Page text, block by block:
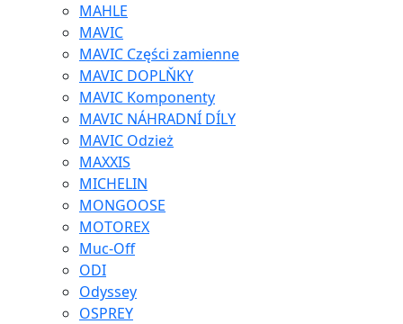
MAHLE
MAVIC
MAVIC Części zamienne
MAVIC DOPLŇKY
MAVIC Komponenty
MAVIC NÁHRADNÍ DÍLY
MAVIC Odzież
MAXXIS
MICHELIN
MONGOOSE
MOTOREX
Muc-Off
ODI
Odyssey
OSPREY